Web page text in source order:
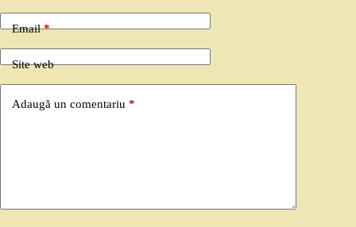
Email*
Site web
Adaugă un comentariu *